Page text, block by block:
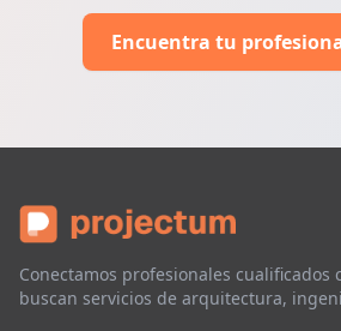
Encuentra tu
Conectamos profesionales cualificados
buscan servicios de arquitectura,